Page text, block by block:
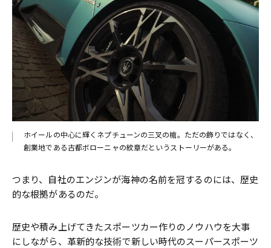
ホイールの中心に輝くネプチューンの三叉の槍。ただの飾りではなく、
創業地である古都ボローニャの紋章だというストーリーがある。
つまり、自社のエンジンが海神の名前を冠するのには、歴史
的な根拠があるのだ。
歴史や積み上げてきたスポーツカー作りのノウハウを大事
にしながら、革新的な技術で新しい時代のスーパースポーツ